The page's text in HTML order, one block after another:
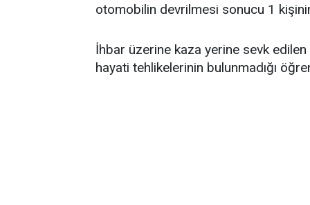
otomobilin devrilmesi sonucu 1
İhbar üzerine kaza yerine sevk edilen
hayati tehlikelerinin bulunmadığı